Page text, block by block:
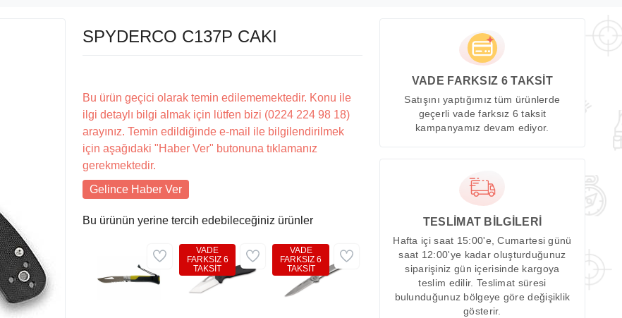
SPYDERCO C137P CAKI
Bu ürün geçici olarak temin edilememektedir. Konu ile
ilgi detaylı bilgi almak için lütfen bizi (0224 224 98 18)
arayınız. Temin edildiğinde e-mail ile bilgilendirilmek
için aşağıdaki "Haber Ver" butonuna tıklamanız
gerekmektedir.
Gelince Haber Ver
Bu ürünün yerine tercih edebileceğiniz ürünler
VADE
FARKSIZ 6
TAKSİT
VADE
FARKSIZ 6
TAKSİT
VADE FARKSIZ 6 TAKSİT
Satışını yaptığımız tüm ürünlerde
geçerli vade farksız 6 taksit
kampanyamız devam ediyor.
TESLİMAT BİLGİLERİ
Hafta içi saat 15:00'e, Cumartesi günü
saat 12:00'ye kadar oluşturduğunuz
siparişiniz gün içerisinde kargoya
teslim edilir. Teslimat süresi
bulunduğunuz bölgeye göre değişiklik
gösterir.